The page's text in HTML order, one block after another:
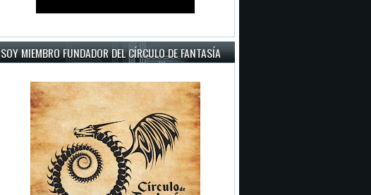
SOY MIEMBRO FUNDADOR DEL CÍRCULO DE FANTASÍA